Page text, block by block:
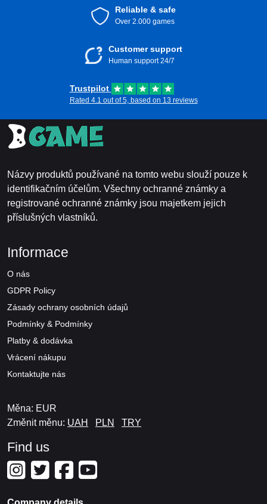
Reliable & safe
Over 2.000 games
Customer support
Human support 24/7
Trustpilot
Rated 4.1 out of 5, based on 13 reviews
Názvy produktů používané na tomto webu slouží pouze k
identifikačním účelům. Všechny ochranné známky a
registrované ochranné známky jsou majetkem jejich
příslušných vlastníků.
Informace
O nás
GDPR Policy
Zásady ochrany osobních údajů
Podmínky & Podmínky
Platby & dodávka
Vrácení nákupu
Kontaktujte nás
Měna: EUR
Změnit měnu: UAH PLN TRY
Find us